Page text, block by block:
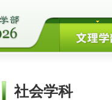
社会学科